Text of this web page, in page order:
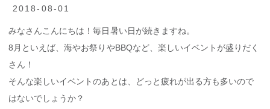
2018-08-01
みなさんこんにちは！毎日暑い日が続きますね。
8月といえば、海やお祭りやBBQなど、楽しいイベントが盛りだく
さん！
そんな楽しいイベントのあとは、どっと疲れが出る方も多いので
はないでしょうか？